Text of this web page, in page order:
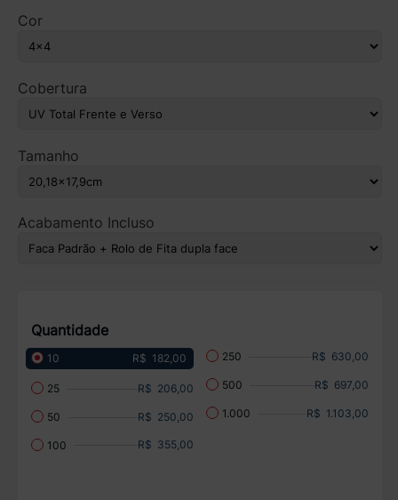
Cor
Cobertura
Tamanho
Acabamento Incluso
Quantidade
10 R$ 182,00
25 R$ 206,00
50 R$ 250,00
100 R$ 355,00
250 R$ 630,00
500 R$ 697,00
1.000 R$ 1.103,00